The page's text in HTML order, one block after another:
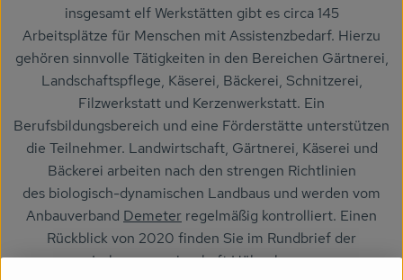
Garten
Saatgut
Gedrucktes
Trinkgeld & Spenden
Service
B2B
insgesamt elf Werkstätten gibt es circa 145
Arbeitsplätze für Menschen mit Assistenzbedarf. Hierzu
gehören sinnvolle Tätigkeiten in den Bereichen Gärtnerei,
Landschaftspflege, Käserei, Bäckerei, Schnitzerei,
Filzwerkstatt und Kerzenwerkstatt. Ein
Berufsbildungsbereich und eine Förderstätte unterstützen
die Teilnehmer. Landwirtschaft, Gärtnerei, Käserei und
Bäckerei arbeiten nach den strengen Richtlinien
des biologisch-dynamischen Landbaus und werden vom
Anbauverband Demeter regelmäßig kontrolliert. Einen
Rückblick von 2020 finden Sie im Rundbrief der
Lebensgemeinschaft Höhenberg.